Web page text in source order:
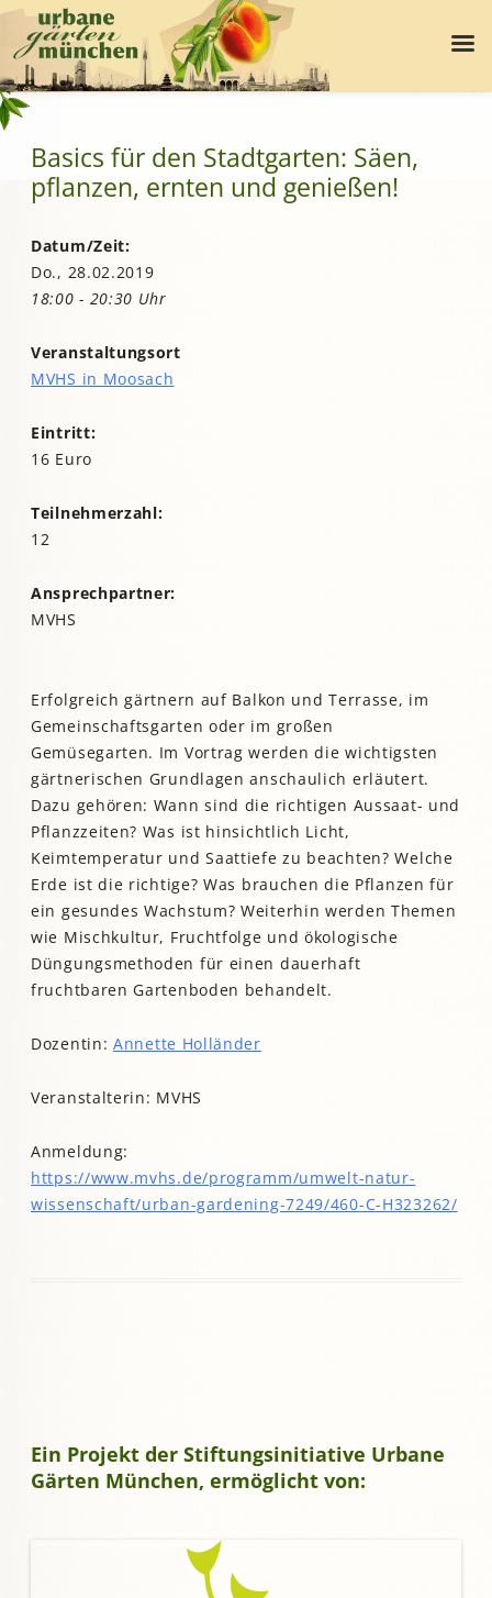
Basics für den Stadtgarten: Säen,
pflanzen, ernten und genießen!
Datum/Zeit:
Do., 28.02.2019
18:00 - 20:30 Uhr
Veranstaltungsort
MVHS in Moosach
Eintritt:
16 Euro
Teilnehmerzahl:
12
Ansprechpartner:
MVHS
Erfolgreich gärtnern auf Balkon und Terrasse, im
Gemeinschaftsgarten oder im großen
Gemüsegarten. Im Vortrag werden die wichtigsten
gärtnerischen Grundlagen anschaulich erläutert.
Dazu gehören: Wann sind die richtigen Aussaat- und
Pflanzzeiten? Was ist hinsichtlich Licht,
Keimtemperatur und Saattiefe zu beachten? Welche
Erde ist die richtige? Was brauchen die Pflanzen für
ein gesundes Wachstum? Weiterhin werden Themen
wie Mischkultur, Fruchtfolge und ökologische
Düngungsmethoden für einen dauerhaft
fruchtbaren Gartenboden behandelt.
Dozentin: Annette Holländer
Veranstalterin: MVHS
Anmeldung:
https://www.mvhs.de/programm/umwelt-natur-
wissenschaft/urban-gardening-7249/460-C-H323262/
Ein Projekt der Stiftungsinitiative Urbane
Gärten München, ermöglicht von: